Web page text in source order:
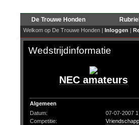
De Trouwe Honden
Welkom op De Trouwe Honden | Inloggen |
Wedstrijdinformatie
NEC amateurs
Algemeen
Datum:
07-07-2007
Competitie: